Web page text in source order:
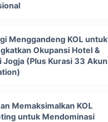
Menggandeng KOL untuk
Okupansi Hotel &
Jogja (Plus Kurasi 33 Akun
Memaksimalkan KOL
untuk Mendominasi